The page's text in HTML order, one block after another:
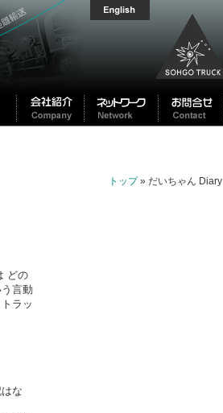
トップ» だいちゃん Diary
どの
言動
ラッ
な